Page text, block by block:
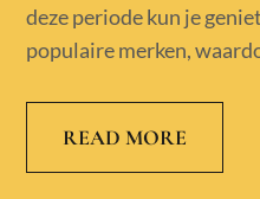
deze periode kun je
populaire merken,
READ MORE